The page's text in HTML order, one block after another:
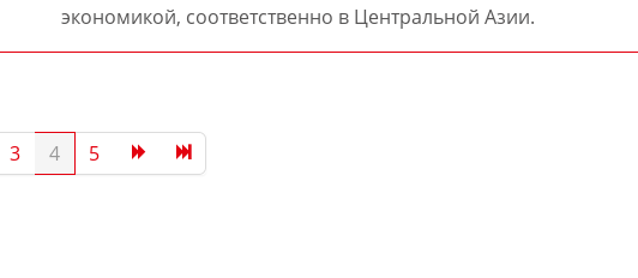
экономикой, соответственно в Центральной Азии.
3 4 5